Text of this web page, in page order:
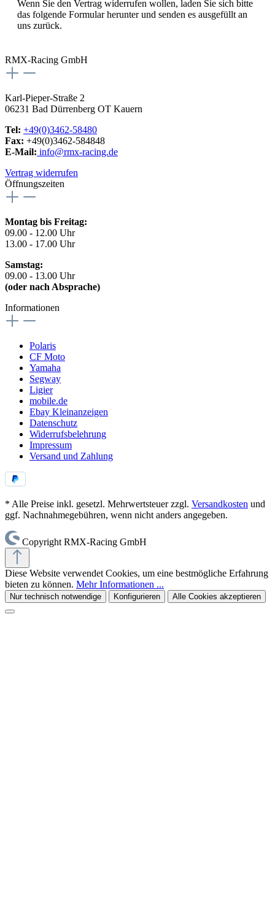
Wenn Sie den Vertrag widerrufen wollen, laden Sie sich bitte
das folgende Formular herunter und senden es ausgefüllt an
uns zurück.
RMX-Racing GmbH
Karl-Pieper-Straße 2
06231 Bad Dürrenberg OT Kauern
Tel: +49(0)3462-58480
Fax: +49(0)3462-584848
E-Mail: info@rmx-racing.de
Vertrag widerrufen
Öffnungszeiten
Montag bis Freitag:
09.00 - 12.00 Uhr
13.00 - 17.00 Uhr
Samstag:
09.00 - 13.00 Uhr
(oder nach Absprache)
Informationen
Polaris
CF Moto
Yamaha
Segway
Ligier
mobile.de
Ebay Kleinanzeigen
Datenschutz
Widerrufsbelehrung
Impressum
Versand und Zahlung
* Alle Preise inkl. gesetzl. Mehrwertsteuer zzgl. Versandkosten und
ggf. Nachnahmegebühren, wenn nicht anders angegeben.
Copyright RMX-Racing GmbH
Diese Website verwendet Cookies, um eine bestmögliche Erfahrung
bieten zu können. Mehr Informationen ...
Nur technisch notwendige Konfigurieren Alle Cookies akzeptieren